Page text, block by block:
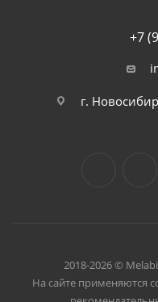
+7
г.
2018-2026 ©
На сайте применяются